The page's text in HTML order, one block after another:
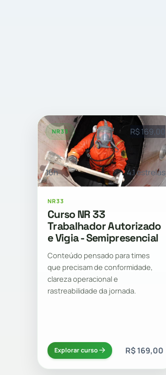
NR33 R$ 169,00
16h 4.1 estrelas
NR33
Curso NR 33
Trabalhador Autorizado
e Vigia - Semipresencial
Conteúdo pensado para times
que precisam de conformidade,
clareza operacional e
rastreabilidade da jornada.
Explorar curso R$ 169,00